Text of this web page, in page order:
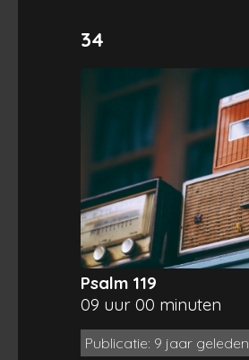
34
Psalm 119
09 uur 00 minuten
Publicatie: 9 jaar geleden